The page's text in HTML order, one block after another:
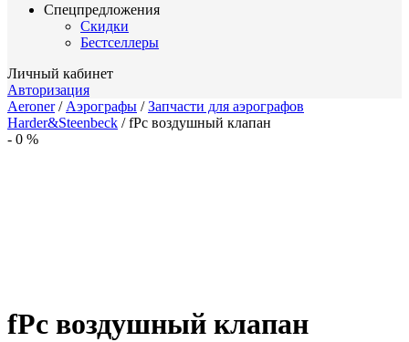
Спецпредложения
Скидки
Бестселлеры
Личный кабинет
Авторизация
Aeroner/ Аэрографы /Запчасти для аэрографов
Harder&Steenbeck /fPc воздушный клапан
- 0 %
fPc воздушный клапан